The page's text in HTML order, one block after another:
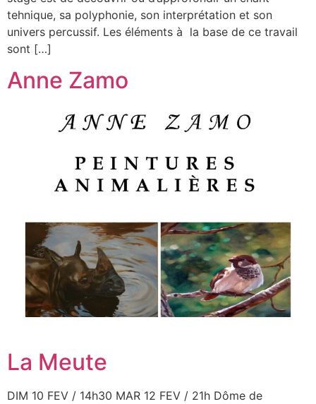
tehnique, sa polyphonie, son interprétation et son
univers percussif. Les éléments à la base de ce travail
sont […]
Anne Zamo
La Meute
DIM 10 FEV / 14h30 MAR 12 FEV / 21h Dôme de